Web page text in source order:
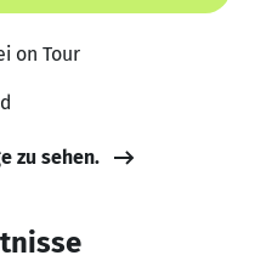
on Tour
zu sehen.